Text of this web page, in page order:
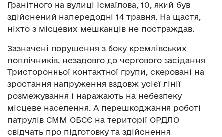
Гранітного на вулиці Ісмаїлова, 10, який був
здійснений напередодні 14 травня. На щастя,
ніхто з місцевих мешканців не постраждав.
Зазначені порушення з боку кремлівських
поплічників, незадовго до чергового засідання
Тристоронньої контактної групи, скеровані на
зростання напруження вздовж усієї лінії
розмежування і наражають на небезпеку
місцеве населення. А перешкоджання роботі
патрулів СММ ОБСЄ на території ОРДЛО
свідчать про підготовку та здійснення